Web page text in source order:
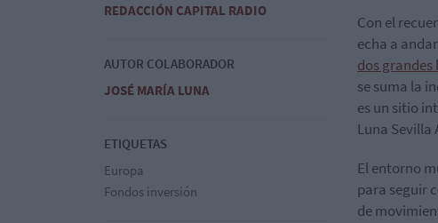
REDACCIÓN CAPITAL RADIO
AUTOR COLABORADOR
JOSÉ MARÍA LUNA
ETIQUETAS
Europa
Fondos inversión
Con el
echa a
dos
se suma la
es un sitio
Luna Sevilla
El entorno
para seguir
de